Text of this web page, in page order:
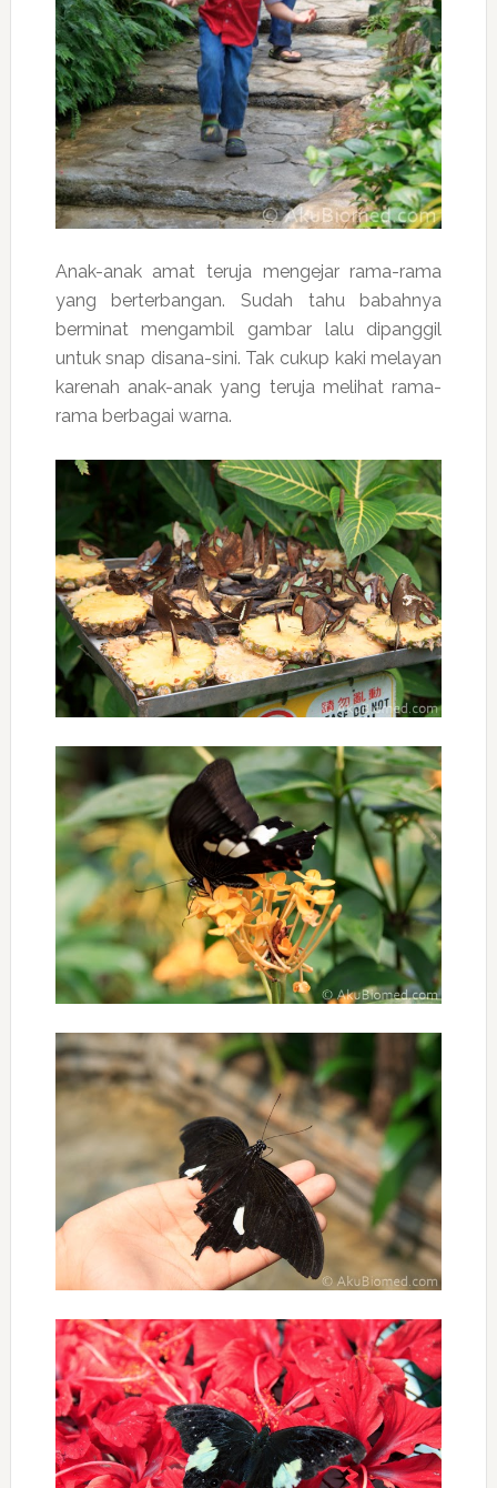
Anak-anak amat teruja mengejar rama-rama
yang berterbangan. Sudah tahu babahnya
berminat mengambil gambar lalu dipanggil
untuk snap disana-sini. Tak cukup kaki melayan
karenah anak-anak yang teruja melihat rama-
rama berbagai warna.